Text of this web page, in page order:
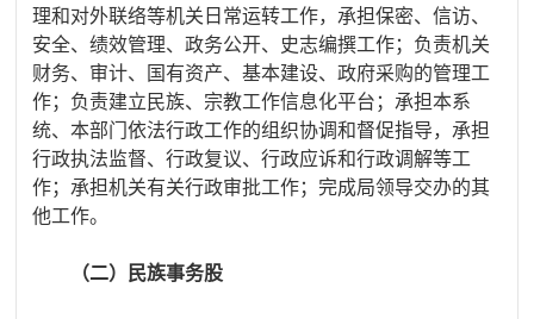
理和对外联络等机关日常运转工作，承担保密、信访、
安全、绩效管理、政务公开、史志编撰工作； 负责机关
财务、审计、国有资产、基本建设、政府采购的管理工
作； 负责建立民族、宗教工作信息化平台； 承担本系
统、本部门依法行政工作的组织协调和督促指导，承担
行政执法监督、行政复议、行政应诉和行政调解等工
作；承担机关有关行政审批工作； 完成局领导交办的其
他工作。
（二）民族事务股